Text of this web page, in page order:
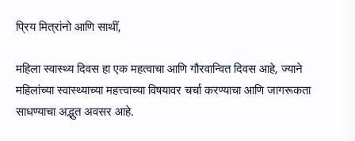
प्रिय मित्रांनो आणि साथीं,
महिला स्वास्थ्य दिवस हा एक महत्वाचा आणि गौरवान्वित दिवस आहे, ज्याने
महिलांच्या स्वास्थ्याच्या महत्त्वाच्या विषयावर चर्चा करण्याचा आणि जागरूकता
साधण्याचा अद्भुत अवसर आहे.